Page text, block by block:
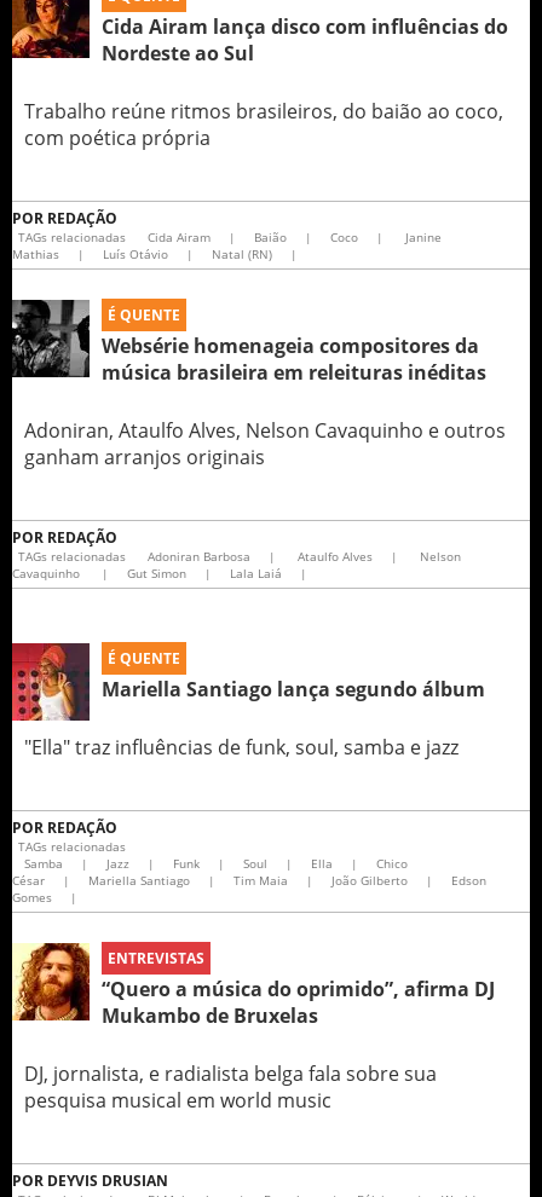
Cida Airam lança disco com influências do
Nordeste ao Sul
Trabalho reúne ritmos brasileiros, do baião ao coco,
com poética própria
POR REDAÇÃO
TAGs relacionadas Cida Airam | Baião | Coco |
Janine
Mathias
| Luís Otávio | Natal (RN) |
É QUENTE
Websérie homenageia compositores da
música brasileira em releituras inéditas
Adoniran, Ataulfo Alves, Nelson Cavaquinho e outros
ganham arranjos originais
POR REDAÇÃO
TAGs relacionadas Adoniran Barbosa | Ataulfo Alves |
Nelson
Cavaquinho
| Gut Simon | Lala Laiá |
É QUENTE
Mariella Santiago lança segundo álbum
"Ella" traz influências de funk, soul, samba e jazz
POR REDAÇÃO
TAGs relacionadas
Samba
| Jazz | Funk | Soul | Ella |
Chico
César
| Mariella Santiago | Tim Maia | João Gilberto |
Edson
Gomes
|
ENTREVISTAS
“Quero a música do oprimido”, afirma DJ
Mukambo de Bruxelas
DJ, jornalista, e radialista belga fala sobre sua
pesquisa musical em world music
POR DEYVIS DRUSIAN